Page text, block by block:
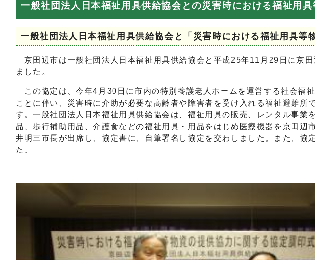
一般社団法人日本福祉用具供給協会との災害時における福祉用
一般社団法人日本福祉用具供給協会と「災害時における福祉用具等
京田辺市は一般社団法人日本福祉用具供給協会と平成25年11月29日に京
ました。
この協定は、今年4月30日に市内の特別養護老人ホームを運営する社会福
ことに伴い、災害時に介助が必要な高齢者や障害者を受け入れる福祉避難
す。一般社団法人日本福祉用具供給協会は、福祉用具の販売、レンタル事
品、歩行補助用品、介護食などの福祉用具・用品をはじめ医療機器を京田
井明三市長が出席し、協定書に、自筆署名し協定を交わしました。また、
た。